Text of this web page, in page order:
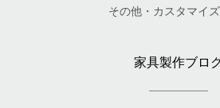
その他・カスタマイズ
家具製作ブロ